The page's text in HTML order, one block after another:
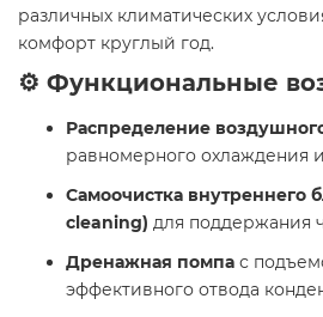
различных климатических
комфорт круглый год.
⚙️ Функциональные
Распределение
равномерного охлаждения
Самоочистка внутреннего
cleaning) для поддержания
Дренажная помпа с
эффективного отвода